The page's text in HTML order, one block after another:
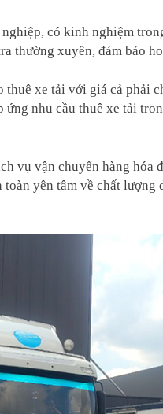
có kinh nghiệm
thường xuyên, đảm bảo
xe tải với giá cả phải
nhu cầu thuê xe tải
vụ vận chuyển hàng hóa
yên tâm về chất